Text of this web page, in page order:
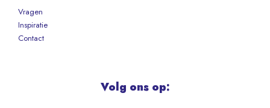
Vragen
Inspiratie
Contact
Volg ons op: